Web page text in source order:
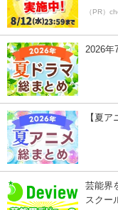
（PR）
2026年
【夏
芸能界
スクー